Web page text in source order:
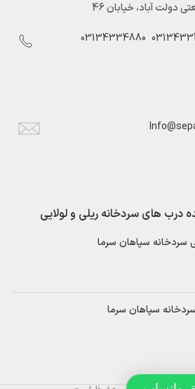
دولت آباد، خیابان 46
03134334880
درب های سردخانه ریلی و لولایی
سردخانه سپاهان سرما
سپاهان سرما